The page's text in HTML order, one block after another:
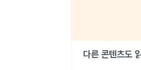
다른 콘텐츠도